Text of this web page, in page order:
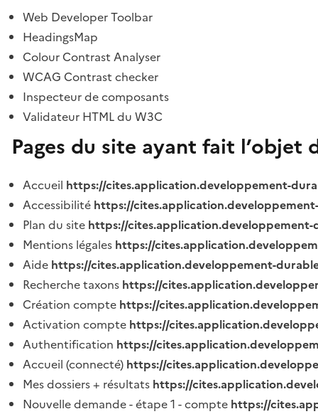
Web Developer Toolbar
HeadingsMap
Colour Contrast Analyser
WCAG Contrast checker
Inspecteur de composants
Validateur HTML du W3C
Pages du site ayant fait
Accueil https://cites.application.developpement-
Accessibilité https://
Plan du site https://
Mentions légales https://
Aide https://cites.application.developpement-
Recherche taxons https://
Création compte https://
Activation compte https://
Authentification https://
Accueil (connecté) https://
Mes dossiers + résultats https://
Nouvelle demande - étape 1 - compte https://